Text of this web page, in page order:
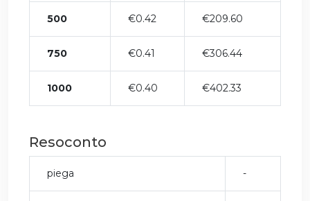
500 €0.42 €209.60
750 €0.41 €306.44
1000 €0.40 €402.33
Resoconto
piega -